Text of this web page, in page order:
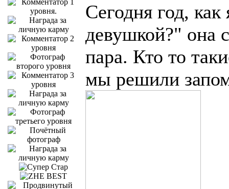
Сегодня год,
девушкой?" она
пара. Кто то
мы решили